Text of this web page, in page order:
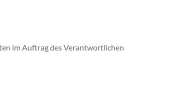
im Auftrag des Verantwortlichen